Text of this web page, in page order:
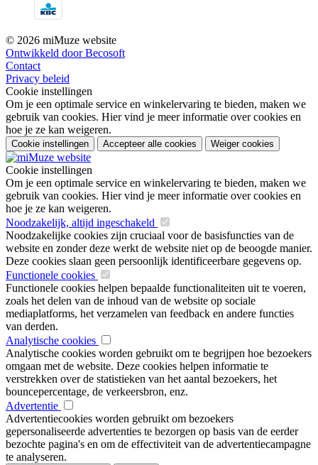
© 2026 miMuze website
Ontwikkeld door Becosoft
Contact
Privacy beleid
Cookie instellingen
Om je een optimale service en winkelervaring te bieden, maken we
gebruik van cookies. Hier vind je meer informatie over cookies en
hoe je ze kan weigeren.
Cookie instellingen Accepteer alle cookies Weiger cookies
Cookie instellingen
Om je een optimale service en winkelervaring te bieden, maken we
gebruik van cookies. Hier vind je meer informatie over cookies en
hoe je ze kan weigeren.
Noodzakelijk, altijd ingeschakeld
Noodzakelijke cookies zijn cruciaal voor de basisfuncties van de
website en zonder deze werkt de website niet op de beoogde manier.
Deze cookies slaan geen persoonlijk identificeerbare gegevens op.
Functionele cookies
Functionele cookies helpen bepaalde functionaliteiten uit te voeren,
zoals het delen van de inhoud van de website op sociale
mediaplatforms, het verzamelen van feedback en andere functies
van derden.
Analytische cookies
Analytische cookies worden gebruikt om te begrijpen hoe bezoekers
omgaan met de website. Deze cookies helpen informatie te
verstrekken over de statistieken van het aantal bezoekers, het
bouncepercentage, de verkeersbron, enz.
Advertentie
Advertentiecookies worden gebruikt om bezoekers
gepersonaliseerde advertenties te bezorgen op basis van de eerder
bezochte pagina's en om de effectiviteit van de advertentiecampagne
te analyseren.